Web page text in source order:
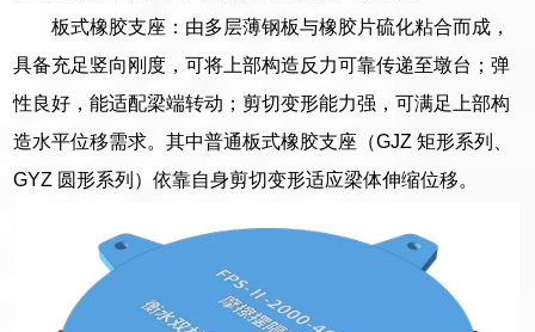
板式橡胶支座：由多层薄钢板与橡胶片硫化粘合而成，
具备充足竖向刚度，可将上部构造反力可靠传递至墩台；弹
性良好，能适配梁端转动；剪切变形能力强，可满足上部构
造水平位移需求。其中普通板式橡胶支座（GJZ 矩形系列、
GYZ 圆形系列）依靠自身剪切变形适应梁体伸缩位移。